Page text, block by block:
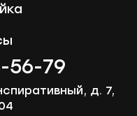
56-79
д. 7,